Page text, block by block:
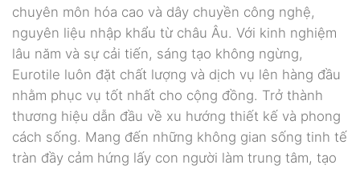
chuyên môn hóa cao và dây chuyền công nghệ,
nguyên liệu nhập khẩu từ châu Âu. Với kinh nghiệm
lâu năm và sự cải tiến, sáng tạo không ngừng,
Eurotile luôn đặt chất lượng và dịch vụ lên hàng đầu
nhằm phục vụ tốt nhất cho cộng đồng. Trở thành
thương hiệu dẫn đầu về xu hướng thiết kế và phong
cách sống. Mang đến những không gian sống tinh tế
tràn đầy cảm hứng lấy con người làm trung tâm, tạo